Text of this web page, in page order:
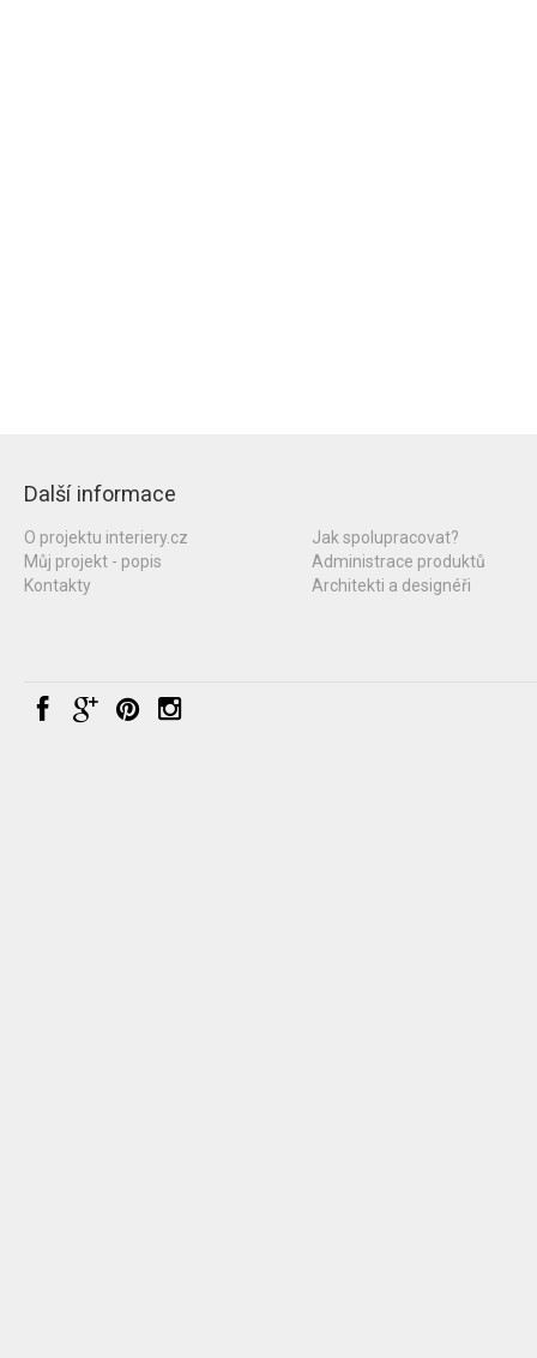
Další informace
O projektu interiery.cz
Můj projekt - popis
Kontakty
Jak spolupracovat?
Administrace produktů
Architekti a designéři